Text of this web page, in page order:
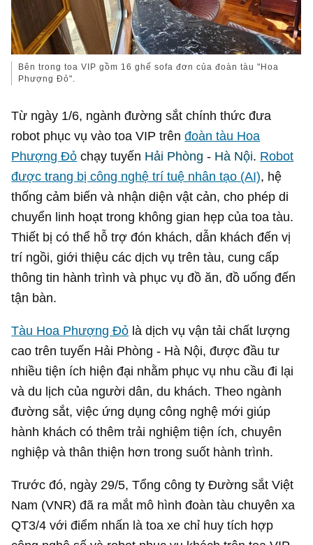
Bên trong toa VIP gồm 16 ghế sofa đơn của đoàn tàu "Hoa
Phượng Đỏ".
Từ ngày 1/6, ngành đường sắt chính thức đưa
robot phục vụ vào toa VIP trênđoàn tàu Hoa
Phượng Đỏ chạy tuyến Hải Phòng - Hà Nội. Robot
được trang bị công nghệ trí tuệ nhân tạo (AI), hệ
thống cảm biến và nhận diện vật cản, cho phép di
chuyển linh hoạt trong không gian hẹp của toa tàu.
Thiết bị có thể hỗ trợ đón khách, dẫn khách đến vị
trí ngồi, giới thiệu các dịch vụ trên tàu, cung cấp
thông tin hành trình và phục vụ đồ ăn, đồ uống đến
tận bàn.
Tàu Hoa Phượng Đỏ là dịch vụ vận tải chất lượng
cao trên tuyến Hải Phòng - Hà Nội, được đầu tư
nhiều tiện ích hiện đại nhằm phục vụ nhu cầu đi lại
và du lịch của người dân, du khách. Theo ngành
đường sắt, việc ứng dụng công nghệ mới giúp
hành khách có thêm trải nghiệm tiện ích, chuyên
nghiệp và thân thiện hơn trong suốt hành trình.
Trước đó, ngày 29/5, Tổng công ty Đường sắt Việt
Nam (VNR) đã ra mắt mô hình đoàn tàu chuyên xa
QT3/4 với điểm nhấn là toa xe chỉ huy tích hợp